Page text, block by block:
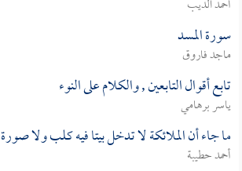
أحمد الديب
سورة المسد
ماجد فاروق
تابع أقوال التابعين , والكلام على النوء
ياسر برهامي
ما جاء أن الملائكة لا تدخل بيتا فيه كلب ولا صورة
أحمد حطيبة